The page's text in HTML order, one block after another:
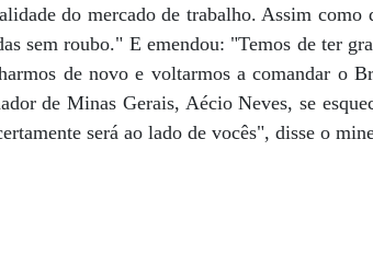
do mercado de trabalho. Assim como
sem roubo." E emendou: "Temos de ter
de novo e voltarmos a comandar o
de Minas Gerais, Aécio Neves, se
será ao lado de vocês", disse o